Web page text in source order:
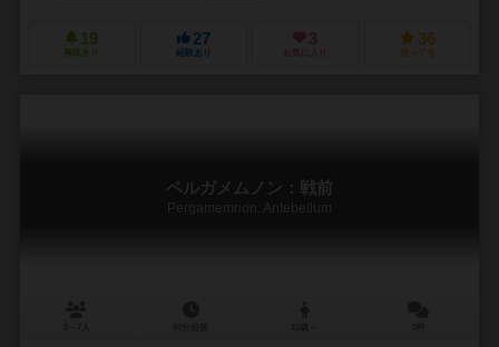
19
興味あり
27
経験あり
3
お気に入り
36
持ってる
ペルガメムノン：戦前
Pergamemnon: Antebellum